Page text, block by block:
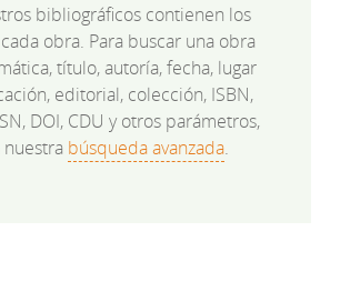
bibliográficos contienen los
obra. Para buscar una obra
título, autoría, fecha, lugar
editorial, colección, ISBN,
DOI, CDU y otros parámetros,
búsqueda avanzada.